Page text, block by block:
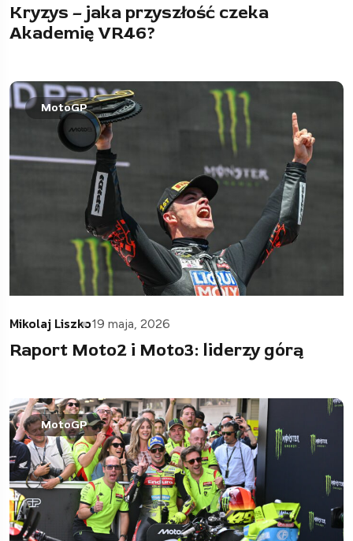
Kryzys – jaka przyszłość czeka
Akademię VR46?
MotoGP
Mikolaj Liszko19 maja, 2026
Raport Moto2 i Moto3: liderzy górą
MotoGP